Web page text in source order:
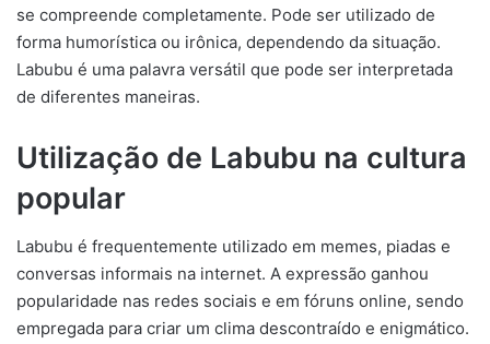
se compreende completamente. Pode ser utilizado de
forma humorística ou irônica, dependendo da situação.
Labubu é uma palavra versátil que pode ser interpretada
de diferentes maneiras.
Utilização de Labubu na cultura
popular
Labubu é frequentemente utilizado em memes, piadas e
conversas informais na internet. A expressão ganhou
popularidade nas redes sociais e em fóruns online, sendo
empregada para criar um clima descontraído e enigmático.